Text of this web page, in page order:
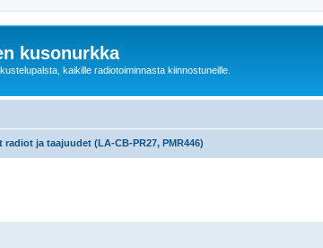
kusonurkka
kaikille radiotoiminnasta kiinnostuneille.
radiot ja taajuudet (LA-CB-PR27, PMR446)